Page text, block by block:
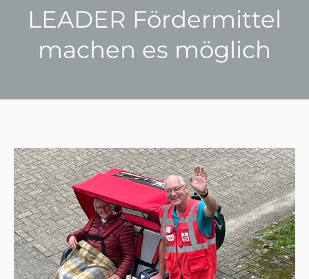
LEADER Fördermittel
machen es möglich